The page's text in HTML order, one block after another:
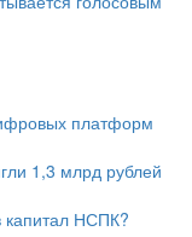
платформ
1,3 млрд рублей
капитал НСПК?